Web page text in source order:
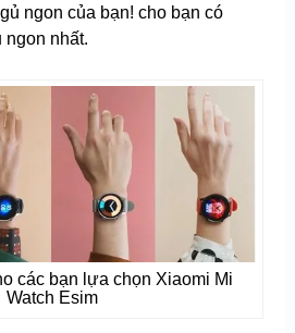
ngon của bạn! cho bạn có
ngon nhất.
các bạn lựa chọn Xiaomi Mi
Watch Esim